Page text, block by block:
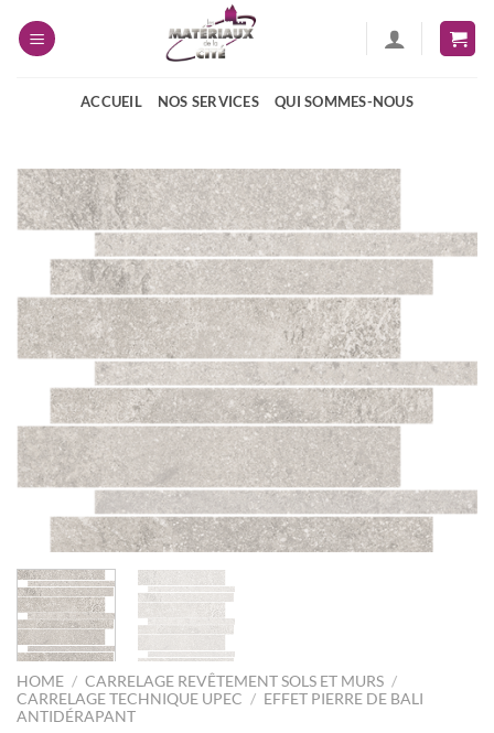
ACCUEIL NOS SERVICES QUI SOMMES-NOUS
HOME / CARRELAGE REVÊTEMENT SOLS ET MURS /
CARRELAGE TECHNIQUE UPEC / EFFET PIERRE DE BALI
ANTIDÉRAPANT